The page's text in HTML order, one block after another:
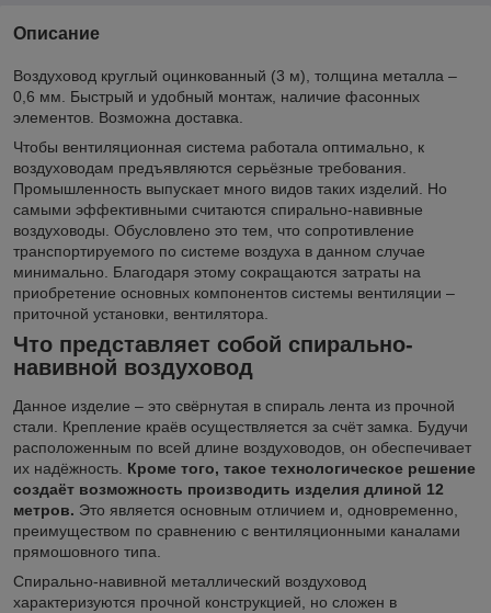
Описание
Воздуховод круглый оцинкованный (3 м), толщина металла –
0,6 мм. Быстрый и удобный монтаж, наличие фасонных
элементов. Возможна доставка.
Чтобы вентиляционная система работала оптимально, к
воздуховодам предъявляются серьёзные требования.
Промышленность выпускает много видов таких изделий. Но
самыми эффективными считаются спирально-навивные
воздуховоды. Обусловлено это тем, что сопротивление
транспортируемого по системе воздуха в данном случае
минимально. Благодаря этому сокращаются затраты на
приобретение основных компонентов системы вентиляции –
приточной установки, вентилятора.
Что представляет собой спирально-
навивной воздуховод
Данное изделие – это свёрнутая в спираль лента из прочной
стали. Крепление краёв осуществляется за счёт замка. Будучи
расположенным по всей длине воздуховодов, он обеспечивает
их надёжность. Кроме того, такое технологическое решение
создаёт возможность производить изделия длиной 12
метров. Это является основным отличием и, одновременно,
преимуществом по сравнению с вентиляционными каналами
прямошовного типа.
Спирально-навивной металлический воздуховод
характеризуются прочной конструкцией, но сложен в